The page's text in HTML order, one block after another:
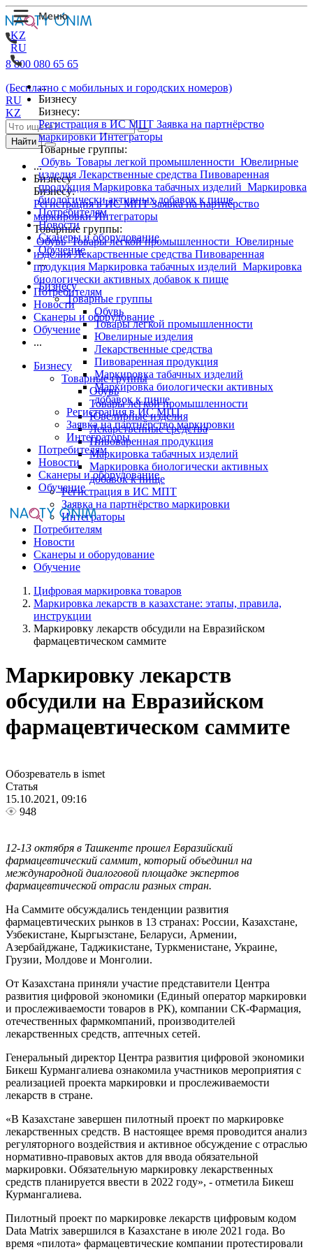
KZ
RU
...
Бизнесу
Бизнесу:
Регистрация в ИС МПТ Заявка на партнёрство
маркировкиИнтеграторы
Товарные группы:
Обувь Товары легкой промышленности Ювелирные
изделия Лекарственные средства Пивоваренная
продукция Маркировка табачных изделий Маркировка
биологически активных добавок к пище
Потребителям
Новости
Сканеры и оборудование
Обучение
...
Бизнесу
Товарные группы
Обувь
Товары легкой промышленности
Ювелирные изделия
Лекарственные средства
Пивоваренная продукция
Маркировка табачных изделий
Маркировка биологически активных
добавок к пище
Регистрация в ИС МПТ
Заявка на партнёрство маркировки
Интеграторы
Потребителям
Новости
Сканеры и оборудование
Обучение
8 800 080 65 65
(Бесплатно с мобильных и городских номеров)
RU
KZ
Найти
...
Бизнесу
Бизнесу:
Регистрация в ИС МПТЗаявка на партнёрство
маркировкиИнтеграторы
Товарные группы:
ОбувьТовары легкой промышленности Ювелирные
изделияЛекарственные средства Пивоваренная
продукция Маркировка табачных изделий Маркировка
биологически активных добавок к пище
Потребителям
Новости
Сканеры и оборудование
Обучение
...
Бизнесу
Товарные группы
Обувь
Товары легкой промышленности
Ювелирные изделия
Лекарственные средства
Пивоваренная продукция
Маркировка табачных изделий
Маркировка биологически активных
добавок к пище
Регистрация в ИС МПТ
Заявка на партнёрство маркировки
Интеграторы
Потребителям
Новости
Сканеры и оборудование
Обучение
Цифровая маркировка товаров
Маркировка лекарств в казахстане: этапы, правила,
инструкции
Маркировку лекарств обсудили на Евразийском
фармацевтическом саммите
Маркировку лекарств
обсудили на Евразийском
фармацевтическом саммите
Обозреватель в ismet
Статья
15.10.2021, 09:16
948
12-13 октября в Ташкенте прошел Евразийский
фармацевтический саммит, который объединил на
международной диалоговой площадке экспертов
фармацевтической отрасли разных стран.
На Саммите обсуждались тенденции развития
фармацевтических рынков в 13 странах: России, Казахстане,
Узбекистане, Кыргызстане, Беларуси, Армении,
Азербайджане, Таджикистане, Туркменистане, Украине,
Грузии, Молдове и Монголии.
От Казахстана приняли участие представители Центра
развития цифровой экономики (Единый оператор маркировки
и прослеживаемости товаров в РК), компании СК-Фармация,
отечественных фармкомпаний, производителей
лекарственных средств, аптечных сетей.
Генеральный директор Центра развития цифровой экономики
Бикеш Курмангалиева ознакомила участников мероприятия с
реализацией проекта маркировки и прослеживаемости
лекарств в стране.
«В Казахстане завершен пилотный проект по маркировке
лекарственных средств. В настоящее время проводится анализ
регуляторного воздействия и активное обсуждение с отраслью
нормативно-правовых актов для ввода обязательной
маркировки. Обязательную маркировку лекарственных
средств планируется ввести в 2022 году», - отметила Бикеш
Курмангалиева.
Пилотный проект по маркировке лекарств цифровым кодом
Data Matrix завершился в Казахстане в июле 2021 года. Во
время «пилота» фармацевтические компании протестировали